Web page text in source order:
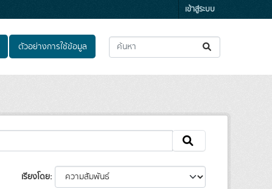
เข้าสู่ระบบ
ตัวอย่างการใช้ข้อมูล
เรียงโดย